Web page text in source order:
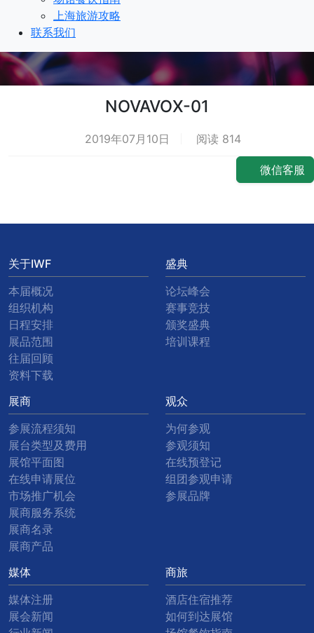
上海旅游攻略
联系我们
NOVAVOX-01
2019年07月10日 阅读 814
关于IWF
本届概况
组织机构
日程安排
展品范围
往届回顾
资料下载
盛典
论坛峰会
赛事竞技
颁奖盛典
培训课程
展商
参展流程须知
展台类型及费用
展馆平面图
在线申请展位
市场推广机会
展商服务系统
展商名录
展商产品
观众
为何参观
参观须知
在线预登记
组团参观申请
参展品牌
媒体
媒体注册
展会新闻
商旅
酒店住宿推荐
如何到达展馆
微信客服